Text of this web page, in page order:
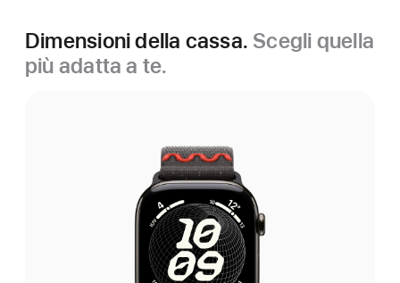
Dimensioni della cassa. Scegli quella
più adatta a te.